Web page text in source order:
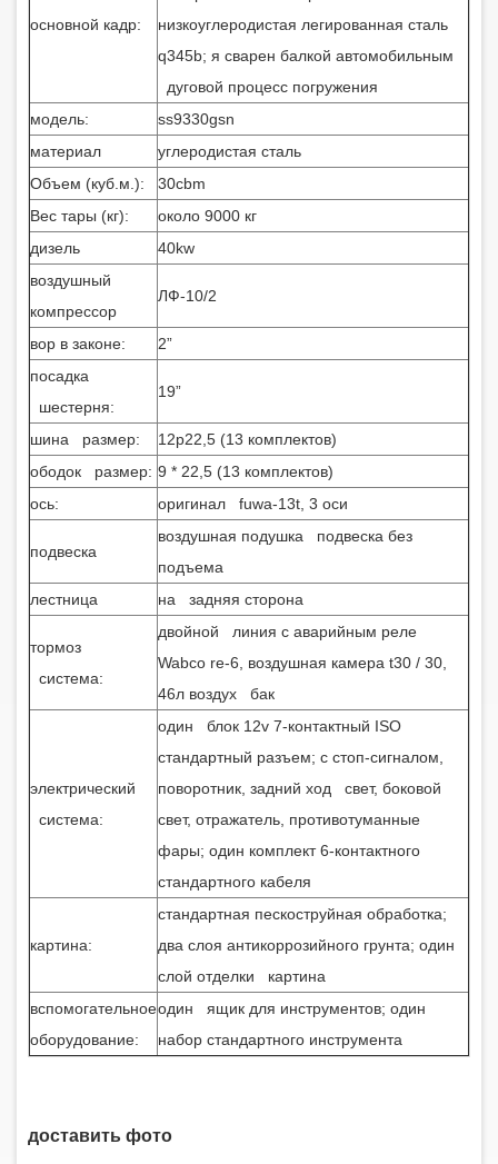
основной кадр:
низкоуглеродистая легированная сталь
q345b; я сварен балкой автомобильным
дуговой процесс погружения
модель:
ss9330gsn
материал
углеродистая сталь
Объем (куб.м.):
30cbm
Вес тары (кг):
около 9000 кг
дизель
40kw
воздушный
компрессор
ЛФ-10/2
вор в законе:
2”
посадка
шестерня:
19”
шина размер:
12р22,5 (13 комплектов)
ободок размер: 9 * 22,5 (13 комплектов)
ось:
оригинал fuwa-13t, 3 оси
подвеска
воздушная подушка подвеска без
подъема
лестница
на задняя сторона
тормоз
система:
двойной линия с аварийным реле
Wabco re-6, воздушная камера t30 / 30,
46л воздух бак
электрический
система:
один блок 12v 7-контактный ISO
стандартный разъем; с стоп-сигналом,
поворотник, задний ход свет, боковой
свет, отражатель, противотуманные
фары; один комплект 6-контактного
стандартного кабеля
картина:
стандартная пескоструйная обработка;
два слоя антикоррозийного грунта; один
слой отделки картина
вспомогательное
оборудование:
один ящик для инструментов; один
набор стандартного инструмента
доставить фото